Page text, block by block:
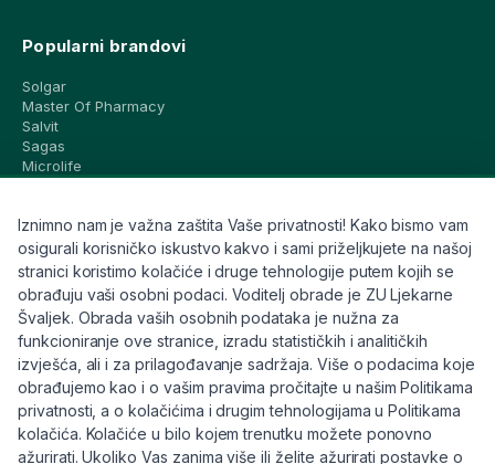
Popularni brandovi
Solgar
Master Of Pharmacy
Salvit
Sagas
Microlife
CeraVe
Eucerin
Avene
Bioderma
Svi brandovi
Info
Trebate pomoć ili imate pitanja?
+385 91 6191 901
Iznimno nam je važna zaštita Vaše privatnosti! Kako bismo vam
osigurali korisničko iskustvo kakvo i sami priželjkujete na našoj
stranici koristimo kolačiće i druge tehnologije putem kojih se
obrađuju vaši osobni podaci. Voditelj obrade je ZU Ljekarne
Švaljek. Obrada vaših osobnih podataka je nužna za
funkcioniranje ove stranice, izradu statističkih i analitičkih
izvješća, ali i za prilagođavanje sadržaja. Više o podacima koje
obrađujemo kao i o vašim pravima pročitajte u našim Politikama
privatnosti, a o kolačićima i drugim tehnologijama u Politikama
kolačića. Kolačiće u bilo kojem trenutku možete ponovno
ažurirati. Ukoliko Vas zanima više ili želite ažurirati postavke o